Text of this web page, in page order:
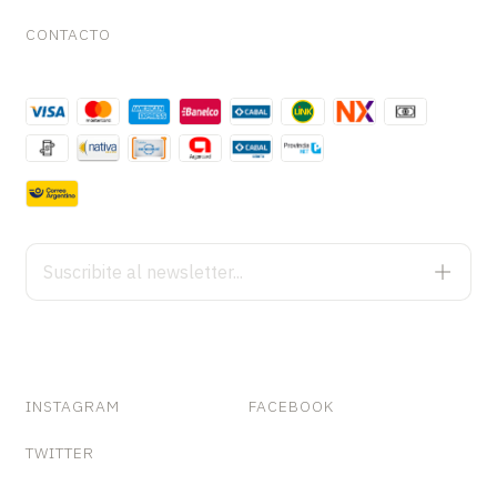
CONTACTO
INSTAGRAM FACEBOOK
TWITTER